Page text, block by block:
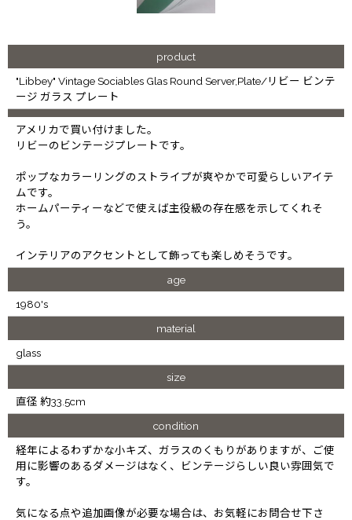
product
"Libbey" Vintage Sociables Glas Round Server,Plate/リビー ビンテ
ージ ガラス プレート
アメリカで買い付けました。
リビーのビンテージプレートです。
ポップなカラーリングのストライプが爽やかで可愛らしいアイテ
ムです。
ホームパーティーなどで使えば主役級の存在感を示してくれそ
う。
インテリアのアクセントとして飾っても楽しめそうです。
age
1980's
material
glass
size
直径 約33.5cm
condition
経年によるわずかな小キズ、ガラスのくもりがありますが、ご使
用に影響のあるダメージはなく、ビンテージらしい良い雰囲気で
す。
気になる点や追加画像が必要な場合は、お気軽にお問合せ下さ